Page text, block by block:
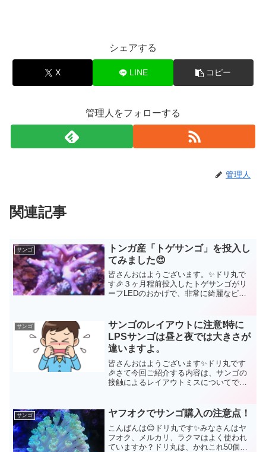
シェアする
X LINE コピー
管理人をフォローする
管理人
関連記事
サンゴ
トンガ産「トゲサンゴ」を投入し
てみました😍
皆さんおはようございます。✨ドリ丸で
す🎉３ヶ月程前投入したトゲサンゴがリ
ーフLEDのおかげで、非常に綺麗なピン
(function(b,c,f,g,a,d,e){b.Moshimo...
サンゴ
サンゴのレイアウトに注意❗特に
LPSサンゴは昼と夜では大きさが
違いますよ。
皆さんおはようございます✨ドリ丸です
🎉さて今回ご紹介する内容は、サンゴの
接触によるレイアウトミスについてで
を持っているサンゴが弱い方のサンゴを
溶かしてしまいます。これか...
サンゴ ヤフオクでサンゴ購入の注意点！
こんばんは😊ドリ丸です✨みなさんはヤ
フオク、メルカリ、ラクマはよく使われ
ていますか？ドリ丸は、かれこれ50個体